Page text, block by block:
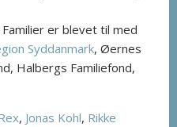
er blevet til med
Syddanmark, Øernes
Halbergs Familiefond,
, Jonas Kohl, Rikke